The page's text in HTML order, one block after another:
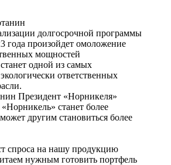
долгосрочной программы
года произойдет омоложение
мощностей
одной из самых
ответственных
Президент «Норникеля»
станет более
другим становиться более
спроса на нашу продукцию
нужным готовить портфель